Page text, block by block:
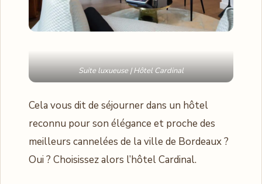
Suite luxueuse | Hôtel Cardinal
Cela vous dit de séjourner dans un hôtel
reconnu pour son élégance et proche des
meilleurs cannelées de la ville de Bordeaux ?
Oui ? Choisissez alors l’hôtel Cardinal.